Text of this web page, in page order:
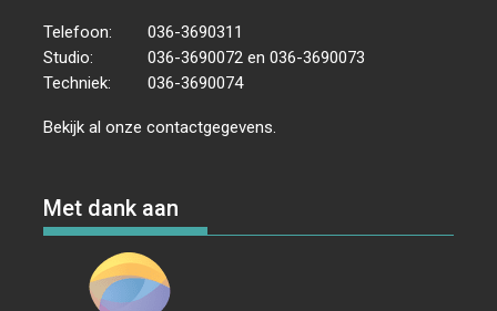
Telefoon:
036-3690311
Studio:
036-3690072 en 036-3690073
Techniek:
036-3690074
Bekijk al onzecontactgegevens
Met dank aan